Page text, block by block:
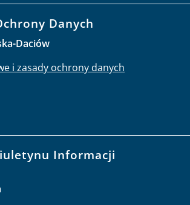
Danych
Daciów
i zasady ochrony danych
Informacji